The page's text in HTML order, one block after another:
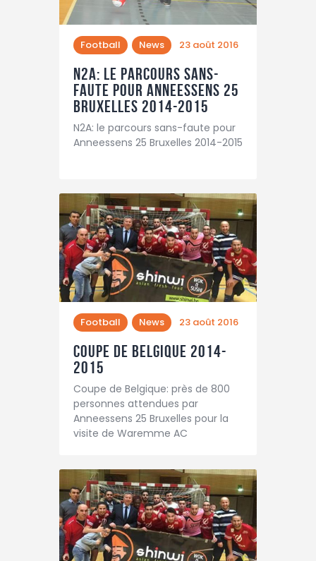
Football News 23 août 2016
N2A: le parcours sans-
faute pour Anneessens 25
Bruxelles 2014-2015
N2A: le parcours sans-faute pour
Anneessens 25 Bruxelles 2014-2015
Football News 23 août 2016
Coupe de Belgique 2014-
2015
Coupe de Belgique: près de 800
personnes attendues par
Anneessens 25 Bruxelles pour la
visite de Waremme AC